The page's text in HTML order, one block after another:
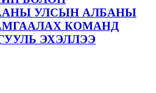
УЛСЫН АЛБАНЫ
КОМАНД
ЭХЭЛЛЭЭ